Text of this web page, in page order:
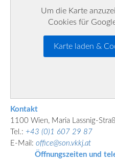
Um die Karte
Cookies für
Karte laden &
Kontakt
1100 Wien, Maria Lassnig-
Tel.: +43 (0)1 607 29 87
E-Mail: office@son.vkkj.at
Öffnungszeiten und